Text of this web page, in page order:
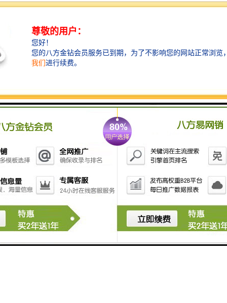
可以通过正常扒渣去除；当直径小于0.09mm，尤其在
不受自重制约，而是受铁（铝）水具有黏性这一特点制
约而悬浮于铁（铝）水中。想不使用挡渣棉和过滤网就
把铁（铝）水做到纯净是很难的，所以挡渣棉和过滤网
和过滤网。